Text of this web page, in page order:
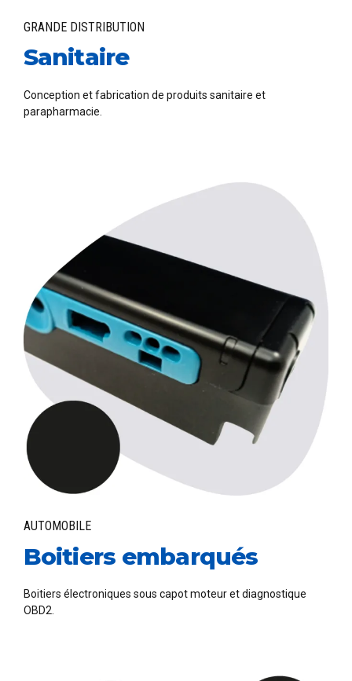
GRANDE DISTRIBUTION
Sanitaire
Conception et fabrication de produits sanitaire et
parapharmacie.
AUTOMOBILE
Boitiers embarqués
Boitiers électroniques sous capot moteur et diagnostique
OBD2.